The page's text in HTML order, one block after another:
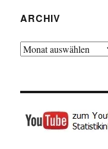
ARCHIV
Archiv